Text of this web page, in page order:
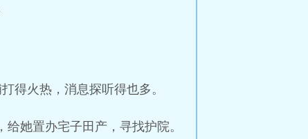
得火热，消息探听得也多。
她置办宅子田产，寻找护院。